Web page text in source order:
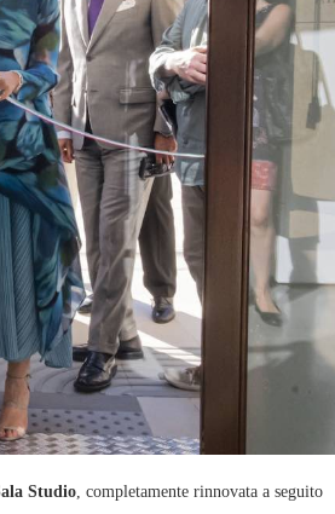
Studio , completamente rinnovata a seguito